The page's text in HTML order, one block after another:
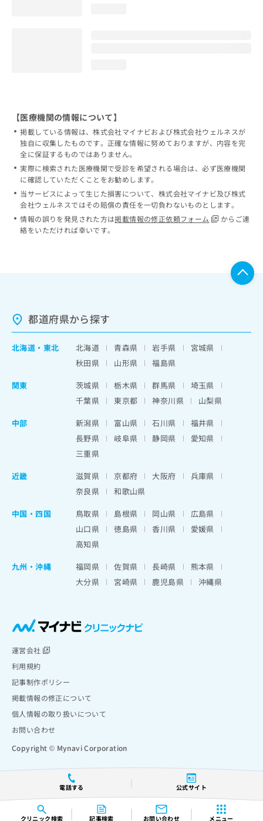
クリニック検索 記事検索 お問い合わせ メニュー
電話する 公式サイト
【医療機関の情報について】
掲載している情報は、株式会社マイナビおよび株式会社ウェルネスが
独自に収集したものです。正確な情報に努めておりますが、内容を完
全に保証するものではありません。
実際に検索された医療機関で受診を希望される場合は、必ず医療機関
に確認していただくことをお勧めします。
当サービスによって生じた損害について、株式会社マイナビ及び株式
会社ウェルネスではその賠償の責任を一切負わないものとします。
情報の誤りを発見された方は掲載情報の修正依頼フォーム
からご連
絡をいただければ幸いです。
都道府県から探す
北海道 ・ 東北 北海道 青森県 岩手県
宮城県
秋田県
山形県
福島県
関東
茨城県 栃木県 群馬県
埼玉県
千葉県
東京都 神奈川県
山梨県
中部
新潟県 富山県 石川県
福井県
長野県
岐阜県 静岡県
愛知県
三重県
近畿
滋賀県 京都府 大阪府
兵庫県
奈良県
和歌山県
中国・四国
鳥取県 島根県 岡山県
広島県
山口県
徳島県 香川県
愛媛県
高知県
九州・沖縄
福岡県 佐賀県 長崎県
熊本県
大分県
宮崎県 鹿児島県 沖縄県
運営会社
利用規約
記事制作ポリシー
掲載情報の修正について
個人情報の取り扱いについて
お問い合わせ
Copyright © Mynavi Corporation